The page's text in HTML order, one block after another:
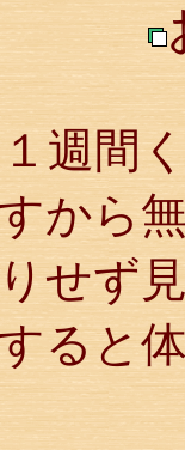
週間
から
せず
ると